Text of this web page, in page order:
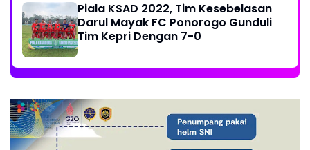
Piala KSAD 2022, Tim Kesebelasan
Darul Mayak FC Ponorogo Gunduli
Tim Kepri Dengan 7-0